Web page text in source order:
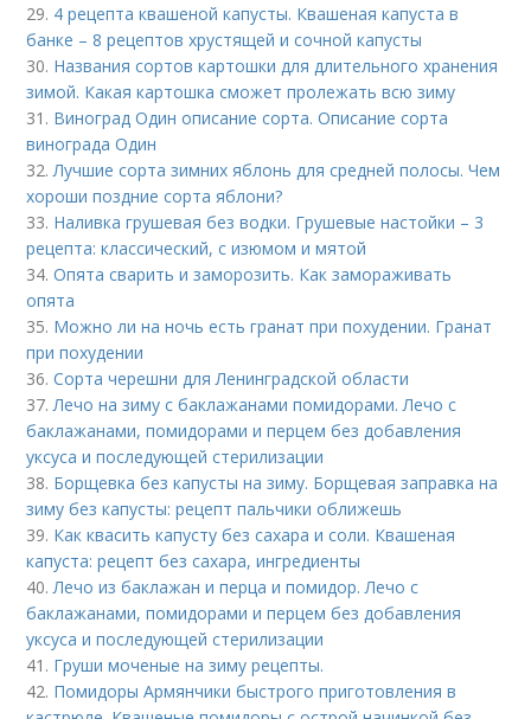
29. 4 рецепта квашеной капусты. Квашеная капуста в
банке – 8 рецептов хрустящей и сочной капусты
30. Названия сортов картошки для длительного хранения
зимой. Какая картошка сможет пролежать всю зиму
31. Виноград Один описание сорта. Описание сорта
винограда Один
32. Лучшие сорта зимних яблонь для средней полосы. Чем
хороши поздние сорта яблони?
33. Наливка грушевая без водки. Грушевые настойки – 3
рецепта: классический, с изюмом и мятой
34.Опята сварить и заморозить. Как замораживать
опята
35. Можно ли на ночь есть гранат при похудении. Гранат
при похудении
36.Сорта черешни для Ленинградской области
37. Лечо на зиму с баклажанами помидорами. Лечо с
баклажанами, помидорами и перцем без добавления
уксуса и последующей стерилизации
38. Борщевка без капусты на зиму. Борщевая заправка на
зиму без капусты: рецепт пальчики оближешь
39. Как квасить капусту без сахара и соли. Квашеная
капуста: рецепт без сахара, ингредиенты
40. Лечо из баклажан и перца и помидор. Лечо с
баклажанами, помидорами и перцем без добавления
уксуса и последующей стерилизации
41. Груши моченые на зиму рецепты.
42. Помидоры Армянчики быстрого приготовления в